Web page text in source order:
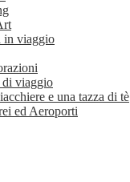
in viaggio
di viaggio
e una tazza di tè
ed Aeroporti